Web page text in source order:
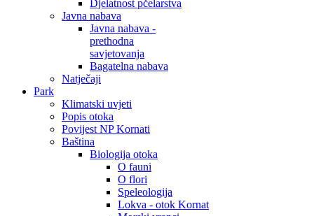
Djelatnost pčelarstva
Javna nabava
Javna nabava -
prethodna
savjetovanja
Bagatelna nabava
Natječaji
Park
Klimatski uvjeti
Popis otoka
Povijest NP Kornati
Baština
Biologija otoka
O fauni
O flori
Speleologija
Lokva - otok Kornat